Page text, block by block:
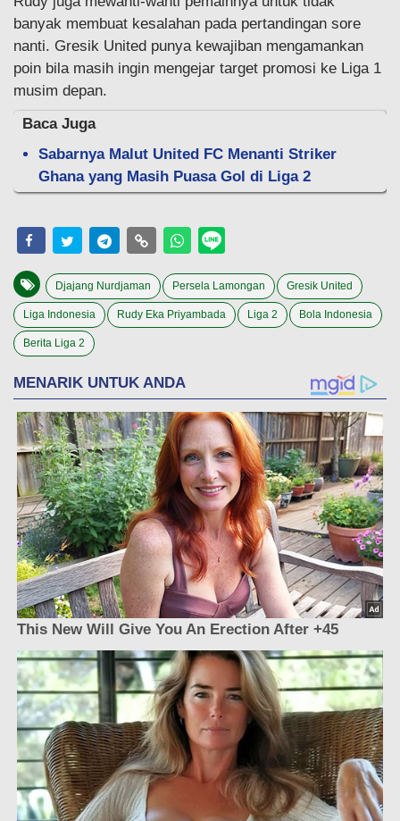
banyak membuat kesalahan pada pertandingan sore
nanti. Gresik United punya kewajiban mengamankan
poin bila masih ingin mengejar target promosi ke Liga 1
musim depan.
Baca Juga
Sabarnya Malut United FC Menanti Striker
Ghana yang Masih Puasa Gol di Liga 2
Djajang Nurdjaman Persela Lamongan Gresik United
Liga Indonesia Rudy Eka Priyambada Liga 2 Bola Indonesia
Berita Liga 2